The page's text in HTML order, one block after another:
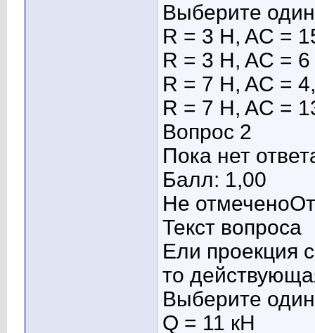
Выберите
R = 3 H, AC =
R = 3 H, AC =
R = 7 H, AC =
R = 7 H, AC =
Вопрос 2
Пока нет
Балл: 1,00
Не
Текст вопроса
Ели проекция
то
Выберите
Q = 11 кН